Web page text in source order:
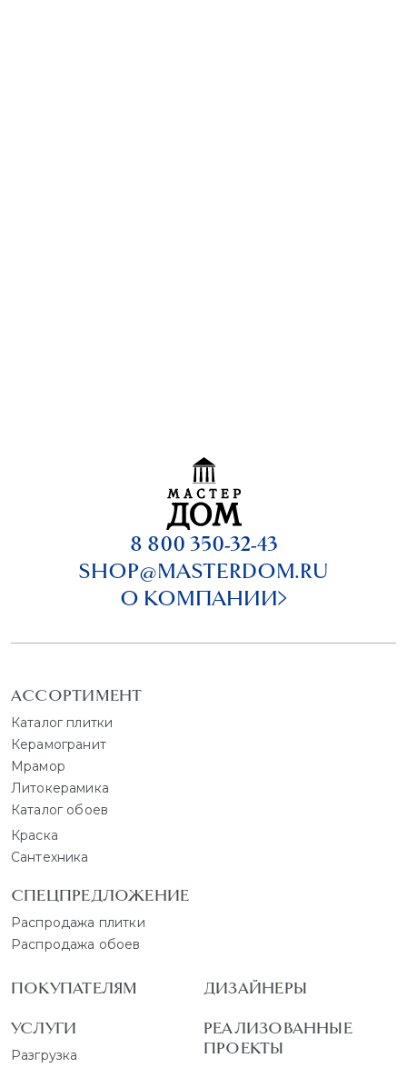
8 800 350-32-43
SHOP@MASTERDOM.RU
О КОМПАНИИ
АССОРТИМЕНТ
Каталог плитки
Керамогранит
Мрамор
Литокерамика
Каталог обоев
Краска
Сантехника
СПЕЦПРЕДЛОЖЕНИЕ
Распродажа плитки
Распродажа обоев
ПОКУПАТЕЛЯМ
УСЛУГИ
Разгрузка
ДИЗАЙНЕРЫ
РЕАЛИЗОВАННЫЕ
ПРОЕКТЫ